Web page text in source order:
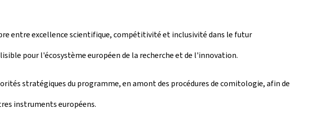
entre excellence scientifique, compétitivité et inclusivité dans le futur
pour l'écosystème européen de la recherche et de l'innovation.
stratégiques du programme, en amont des procédures de comitologie, afin de
instruments européens.